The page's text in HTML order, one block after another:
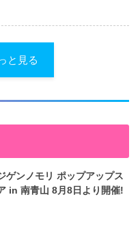
と見る
ゲンノモリ ポップアップス
in 南青山 8月8日より開催!